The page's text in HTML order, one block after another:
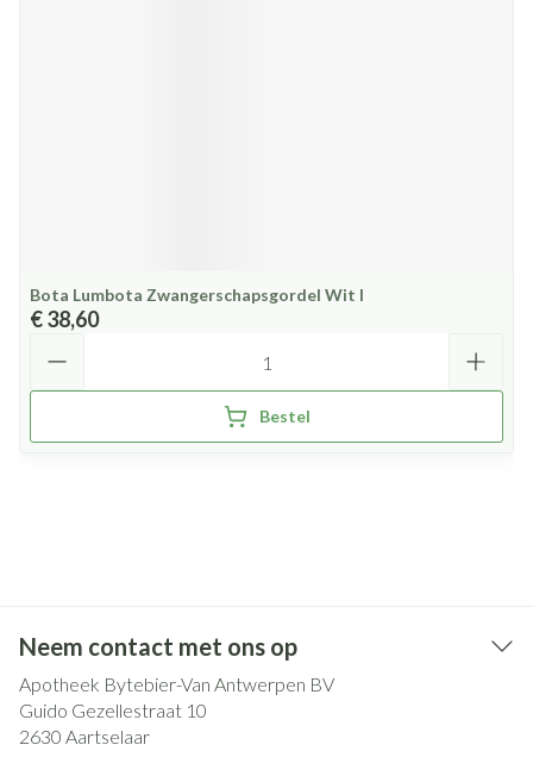
Bota Lumbota Zwangerschapsgordel Wit l
€ 38,60
Bestel
Neem contact met ons op
Apotheek Bytebier-Van Antwerpen BV
Guido Gezellestraat 10
2630 Aartselaar